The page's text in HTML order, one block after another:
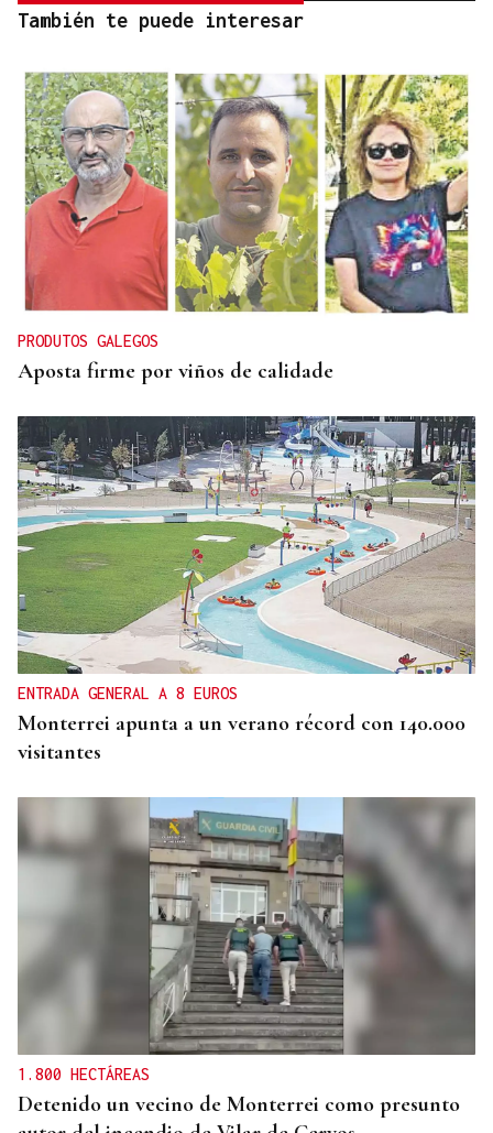
También te puede interesar
PRODUTOS GALEGOS
Aposta firme por viños de calidade
ENTRADA GENERAL A 8 EUROS
Monterrei apunta a un verano récord con 140.000
visitantes
1.800 HECTÁREAS
Detenido un vecino de Monterrei como presunto